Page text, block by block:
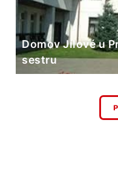
Domov Jílové u
sestru